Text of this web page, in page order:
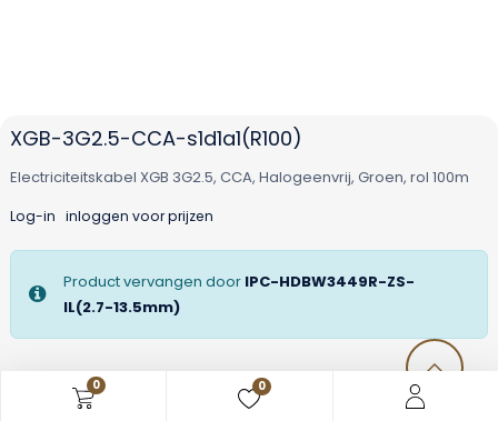
0 0
XGB-3G2.5-CCA-s1d1a1(R100)
Electriciteitskabel XGB 3G2.5, CCA, Halogeenvrij, Groen, rol 100m
Log-in inloggen voor prijzen
Product vervangen door IPC-HDBW3449R-ZS-
IL(2.7-13.5mm)